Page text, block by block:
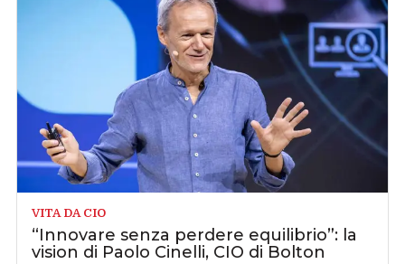
VITA DA CIO
“Innovare senza perdere equilibrio”: la
vision di Paolo Cinelli, CIO di Bolton